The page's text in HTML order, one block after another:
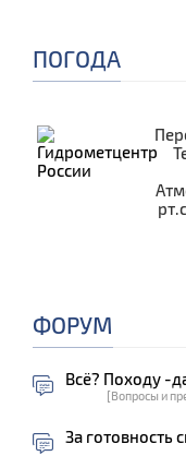
ПОГОДА
ФОРУМ
Всё? Походу -
[Вопросы и
За готовность